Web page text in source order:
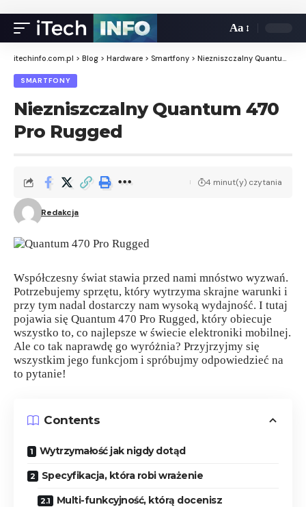
Aa
itechinfo.com.pl > Blog > Hardware > Smartfony > Niezniszczalny Quantum 470 Pro Rugged
SMARTFONY
Niezniszczalny Quantum 470
Pro Rugged
Redakcja
4 minut(y) czytania
Współczesny świat stawia przed nami mnóstwo wyzwań.
Potrzebujemy sprzętu, który wytrzyma skrajne warunki i
przy tym nadal dostarczy nam wysoką wydajność. I tutaj
pojawia się Quantum 470 Pro Rugged, który obiecuje
wszystko to, co najlepsze w świecie elektroniki mobilnej.
Ale co tak naprawdę go wyróżnia? Przyjrzyjmy się
wszystkim jego funkcjom i spróbujmy odpowiedzieć na
to pytanie!
Contents
Wytrzymałość jak nigdy dotąd
Specyfikacja, która robi wrażenie
Multi-funkcyjność, którą docenisz